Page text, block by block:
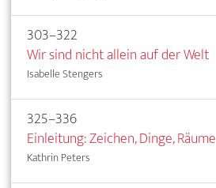
303–322
Wir sind nicht allein auf der Welt
Isabelle Stengers
325–336
Einleitung: Zeichen, Dinge, Räume
Kathrin Peters